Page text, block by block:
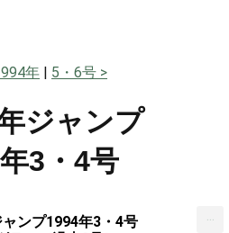
年 5・6号
ジャンプ
3・4号
ンプ1994年3・4号